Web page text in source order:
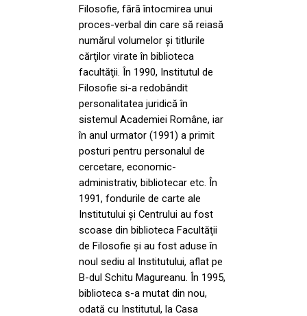
Filosofie, fără întocmirea unui
proces-verbal din care să reiasă
numărul volumelor şi titlurile
cărţilor virate în biblioteca
facultăţii. În 1990, Institutul de
Filosofie si-a redobândit
personalitatea juridică în
sistemul Academiei Române, iar
în anul urmator (1991) a primit
posturi pentru personalul de
cercetare, economic-
administrativ, bibliotecar etc. În
1991, fondurile de carte ale
Institutului şi Centrului au fost
scoase din biblioteca Facultăţii
de Filosofie şi au fost aduse în
noul sediu al Institutului, aflat pe
B-dul Schitu Magureanu. În 1995,
biblioteca s-a mutat din nou,
odată cu Institutul, la Casa